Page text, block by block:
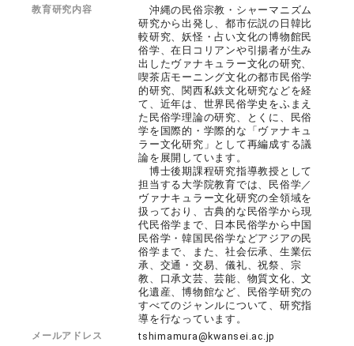
教育研究内容
沖縄の民俗宗教・シャーマニズム
研究から出発し、都市伝説の日韓比
較研究、妖怪・占い文化の博物館民
俗学、在日コリアンや引揚者が生み
出したヴァナキュラー文化の研究、
喫茶店モーニング文化の都市民俗学
的研究、関西私鉄文化研究などを経
て、近年は、世界民俗学史をふまえ
た民俗学理論の研究、とくに、民俗
学を国際的・学際的な「ヴァナキュ
ラー文化研究」として再編成する議
論を展開しています。
博士後期課程研究指導教授として
担当する大学院教育では、民俗学／
ヴァナキュラー文化研究の全領域を
扱っており、古典的な民俗学から現
代民俗学まで、日本民俗学から中国
民俗学・韓国民俗学などアジアの民
俗学まで、また、社会伝承、生業伝
承、交通・交易、儀礼、祝祭、宗
教、口承文芸、芸能、物質文化、文
化遺産、博物館など、民俗学研究の
すべてのジャンルについて、研究指
導を行なっています。
メールアドレス tshimamura@kwansei.ac.jp